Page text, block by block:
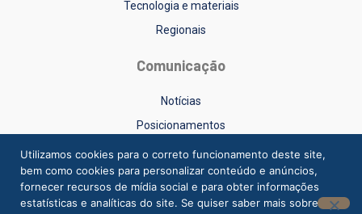
Tecnologia e materiais
Regionais
Comunicação
Notícias
Posicionamentos
Sinduscon-RS na Mídia
Vídeos
Utilizamos cookies para o correto funcionamento deste site,
bem como cookies para personalizar conteúdo e anúncios,
fornecer recursos de mídia social e para obter informações
estatísticas e analíticas do site. Se quiser saber mais sobre